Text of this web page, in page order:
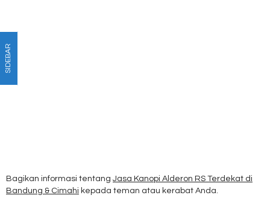
Bagikan informasi tentang Jasa Kanopi Alderon RS Terdekat di
Bandung & Cimahi kepada teman atau kerabat Anda.
SIDEBAR